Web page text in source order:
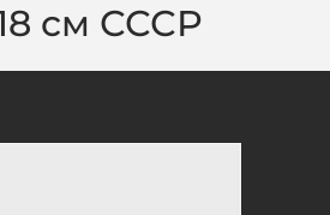
см СССР